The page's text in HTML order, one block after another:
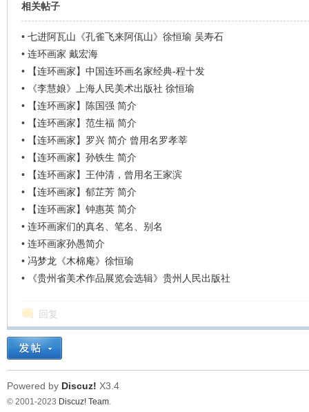
相关帖子
• 七进阿瓦山《孔雀飞来阿佤山》徐恒瑜 吴寿石
• 连环画家 戴宏海
•
【连环画家】中国连环画名家经典-程十发
•
《李慧娘》上海人民美术出版社 徐恒瑜
•
【连环画家】陈国强 简介
•
【连环画家】范生福 简介
•
【连环画家】罗兴 简介 曾用名罗孝莘
•
【连环画家】孙铁生 简介
•
【连环画家】王仲清，曾用名王家滨
•
【连环画家】郁芷芳 简介
•
【连环画家】钟惠英 简介
• 连环画家们的真名、笔名、别名
• 连环画家孙愚简介
• 冯梦龙《木棉庵》徐恒瑜
•
《贵州省美术作品展览会选辑》贵州人民出版社
回复
Powered by Discuz! X3.4
© 2001-2023 Discuz! Team.